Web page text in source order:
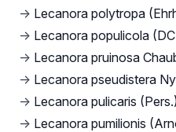
→ Lecanora polytropa
→ Lecanora populicola
→ Lecanora pruinosa
→ Lecanora pseudistera
→ Lecanora pulicaris
→ Lecanora pumilionis